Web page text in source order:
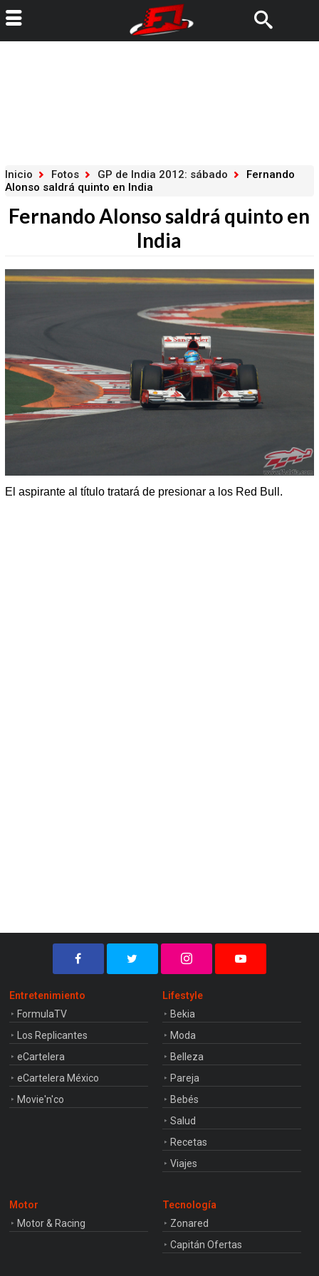
Inicio Fotos GP de India 2012: sábado
Fernando
Alonso saldrá quinto en India
Fernando Alonso saldrá quinto en
India
El aspirante al título tratará de presionar a los Red Bull.
Entretenimiento
FormulaTV
Los Replicantes
eCartelera
eCartelera México
Movie'n'co
Lifestyle
Bekia
Moda
Belleza
Pareja
Bebés
Salud
Recetas
Viajes
Motor
Motor & Racing
Tecnología
Zonared
Capitán Ofertas